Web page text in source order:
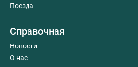
Поезда
Справочная
Новости
О нас